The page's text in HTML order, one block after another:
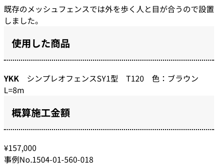
既存のメッシュフェンスでは外を歩く人と目が合うので設置
しました。
使用した商品
YKK シンプレオフェンスSY1型 T120 色：ブラウン
L=8m
概算施工金額
¥157,000
事例No.1504-01-560-018